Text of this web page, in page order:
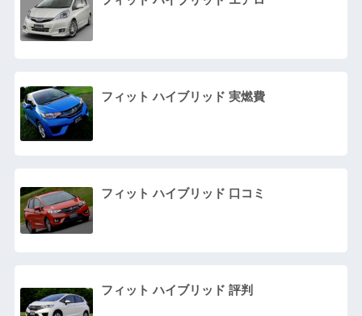
フィット ハイブリッド 実燃費
フィット ハイブリッド 口コミ
フィット ハイブリッド 評判